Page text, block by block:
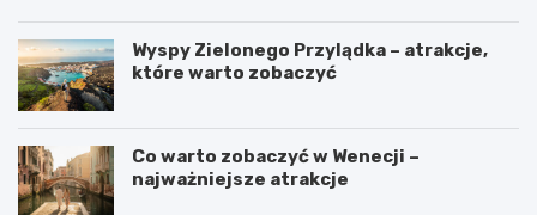
Wyspy Zielonego Przylądka – atrakcje,
które warto zobaczyć
Co warto zobaczyć w Wenecji –
najważniejsze atrakcje